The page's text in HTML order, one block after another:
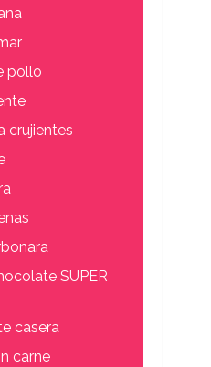
pollo
crujientes
SUPER
casera
carne